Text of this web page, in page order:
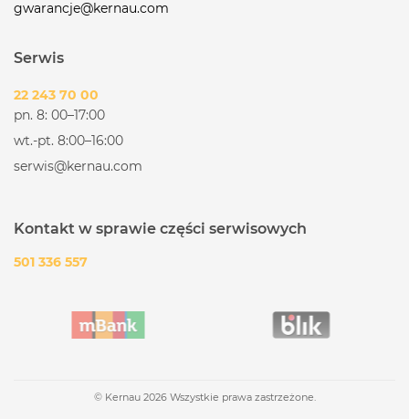
gwarancje@kernau.com
Serwis
22 243 70 00
pn. 8: 00–17:00
wt.-pt. 8:00–16:00
serwis@kernau.com
Kontakt w sprawie części serwisowych
501 336 557
© Kernau 2026 Wszystkie prawa zastrzeżone.